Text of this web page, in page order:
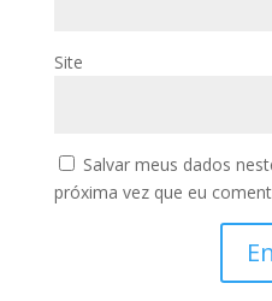
Site
Salvar meus dados
próxima vez que eu